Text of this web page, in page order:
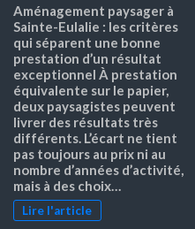
Aménagement paysager à
Sainte-Eulalie : les critères
qui séparent une bonne
prestation d’un résultat
exceptionnel À prestation
équivalente sur le papier,
deux paysagistes peuvent
livrer des résultats très
différents. L’écart ne tient
pas toujours au prix ni au
nombre d’années d’activité,
mais à des choix…
Lire l'article